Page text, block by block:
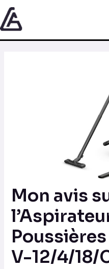
Aller
au
contenu
Mon avis
V-12/4/18/